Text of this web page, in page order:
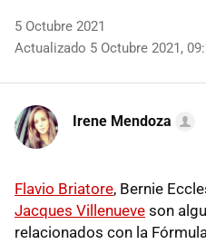
5 Octubre 2021
Actualizado 5 Octubre 2021,
Irene Mendoza
Flavio Briatore, Bernie
Jacques Villenueve son
relacionados con la